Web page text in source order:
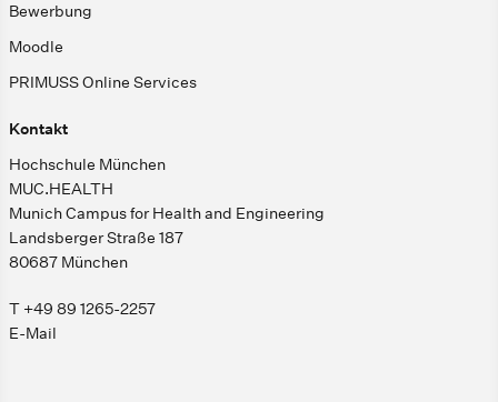
Bewerbung
Moodle
PRIMUSS Online Services
Kontakt
Hochschule München
MUC.HEALTH
Munich Campus for Health and Engineering
Landsberger Straße 187
80687 München
T +49 89 1265-2257
E-Mail